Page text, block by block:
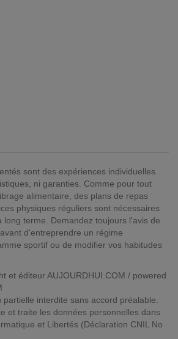
sont des expériences individuelles
ni garanties. Comme pour tout
alimentaire, des plans de repas
physiques réguliers sont nécessaires
long terme. Demandez toujours l'avis de
d'entreprendre un régime
sportif ou de modifier vos habitudes
et éditeur AUJOURDHUI.COM / powered
interdite sans accord préalable.
et traite les données personnelles dans
et Libertés (Déclaration CNIL No